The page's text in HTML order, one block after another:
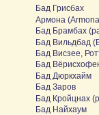
Бад Грисбах
Армона
Бад Брамбах
Бад Вильдбад
Бад Висзее,
Бад
Бад Дюркхайм
Бад Заров
Бад Кройцнах
Бад Найхаум